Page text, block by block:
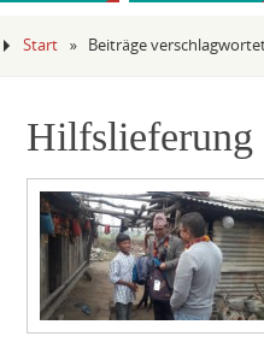
Start » Beiträge
Hilfslieferung